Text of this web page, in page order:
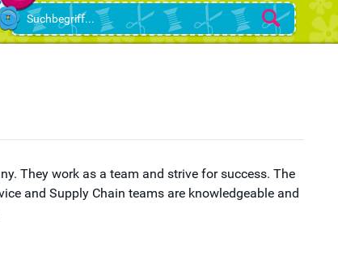
They work as a team and strive for success. The
and Supply Chain teams are knowledgeable and